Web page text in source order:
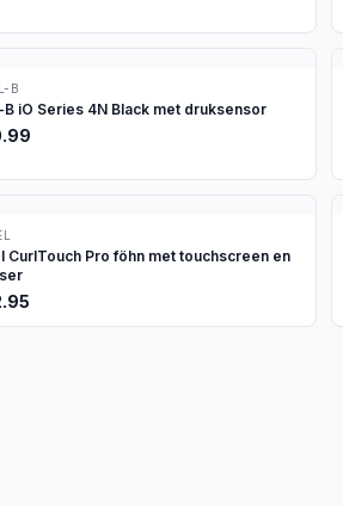
B
B iO Series 4N Black met druksensor
CurlTouch Pro föhn met touchscreen en